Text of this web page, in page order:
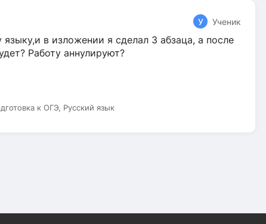
У Ученик
в изложении я сделал 3 абзаца, а после
Работу аннулируют?
к ОГЭ, Русский язык